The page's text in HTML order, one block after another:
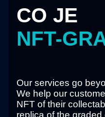
CO JE
NFT-
Our services go
We help our
NFT of their
replica of the